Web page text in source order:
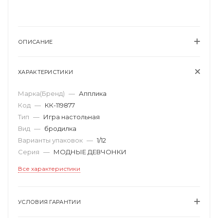
ОПИСАНИЕ
ХАРАКТЕРИСТИКИ
Марка(Бренд) — Апплика
Код — КК-119877
Тип — Игра настольная
Вид — бродилка
Варианты упаковок — 1/12
Серия — МОДНЫЕ ДЕВЧОНКИ
Все характеристики
УСЛОВИЯ ГАРАНТИИ